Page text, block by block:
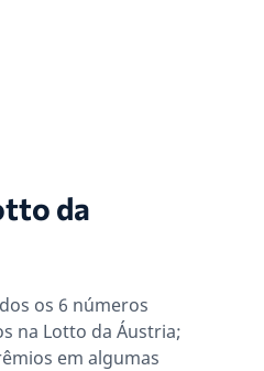
da
os 6 números
na Lotto da Áustria;
em algumas